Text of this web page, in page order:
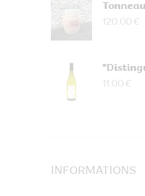
120.00 €
11.00 €
INFORMATIONS